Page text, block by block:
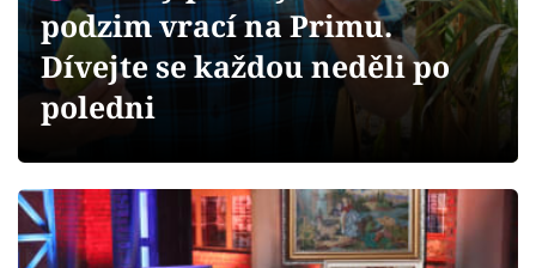
Přihlášení
Sledujte nás
podzim vrací na Primu.
Dívejte se každou neděli po
poledni